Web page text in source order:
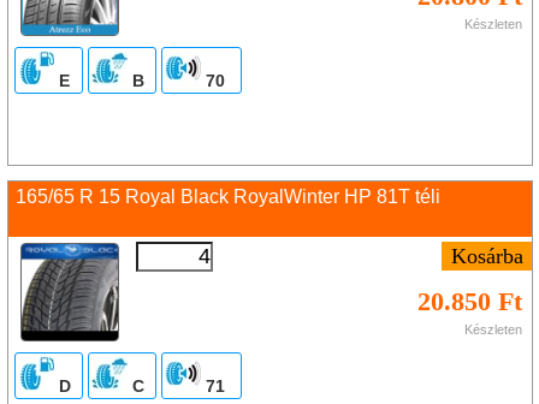
Készleten
E B 70
165/65 R 15 Royal Black RoyalWinter HP 81T téli
20.850 Ft
Készleten
D C 71